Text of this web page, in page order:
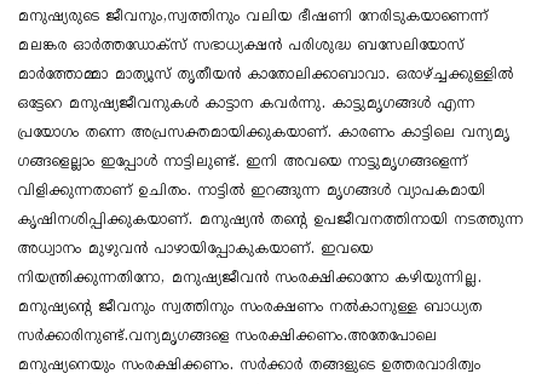
മനുഷ്യരുടെ ജീവനും,സ്വത്തിനും വലിയ ഭീഷണി നേരിടുകയാണെന്ന്
മലങ്കര ഓർത്തഡോക്സ് സഭാധ്യക്ഷൻ പരിശുദ്ധ ബസേലിയോസ്
മാർത്തോമ്മാ മാത്യൂസ് തൃതീയൻ കാതോലിക്കാബാവാ. ഒരാഴ്ച്ചക്കുള്ളിൽ
ഒട്ടേറെ മനുഷ്യജീവനുകൾ കാട്ടാന കവർന്നു. കാട്ടുമൃ​ഗങ്ങൾ എന്ന
പ്രയോ​ഗം തന്നെ അപ്രസക്തമായിക്കുകയാണ്. കാരണം കാട്ടിലെ വന്യമൃ​
ഗങ്ങളെല്ലാം ഇപ്പോൾ നാട്ടിലുണ്ട്. ഇനി അവയെ നാട്ടുമൃ​ഗങ്ങളെന്ന്
വിളിക്കുന്നതാണ് ഉചിതം. നാട്ടിൽ ഇറങ്ങുന്ന മൃ​ഗങ്ങൾ വ്യാപകമായി
കൃഷിനശിപ്പിക്കുകയാണ്. മനുഷ്യൻ തന്റെ ഉപജീവനത്തിനായി നടത്തുന്ന
അധ്വാനം മുഴുവൻ പാഴായിപ്പോകുകയാണ്. ഇവയെ
നിയന്ത്രിക്കുന്നതിനോ, മനുഷ്യജീവൻ സംരക്ഷിക്കാനോ കഴിയുന്നില്ല.
മനുഷ്യന്റെ ജീവനും സ്വത്തിനും സംരക്ഷണം നൽകാനുള്ള ബാധ്യത
സർക്കാരിനുണ്ട്.വന്യമൃ​ഗങ്ങളെ സംരക്ഷിക്കണം.അതേപോലെ
മനുഷ്യനെയും സംരക്ഷിക്കണം. സർക്കാർ തങ്ങളുടെ ഉത്തരവാദിത്വം